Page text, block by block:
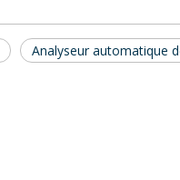
Analyseur automatique